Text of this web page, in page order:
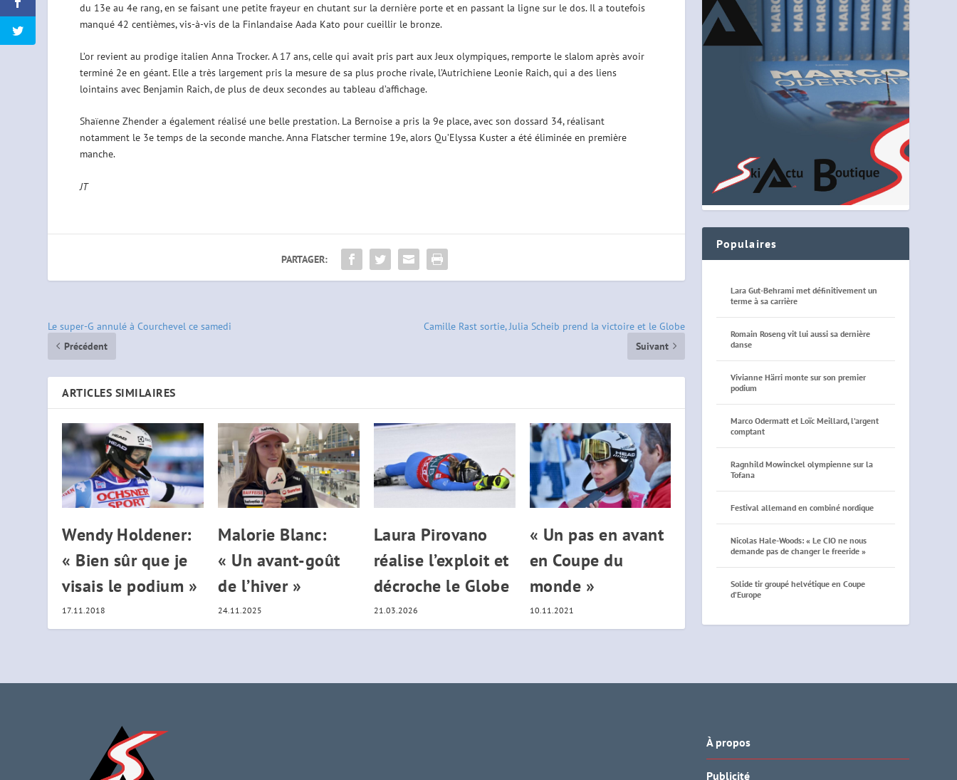
du 13e au 4e rang, en se faisant une petite frayeur en chutant sur la dernière porte et en passant la ligne sur le dos. Il a toutefois
manqué 42 centièmes, vis-à-vis de la Finlandaise Aada Kato pour cueillir le bronze.
L’or revient au prodige italien Anna Trocker. A 17 ans, celle qui avait pris part aux Jeux olympiques, remporte le slalom après avoir
terminé 2e en géant. Elle a très largement pris la mesure de sa plus proche rivale, l’Autrichiene Leonie Raich, qui a des liens
lointains avec Benjamin Raich, de plus de deux secondes au tableau d’affichage.
Shaïenne Zhender a également réalisé une belle prestation. La Bernoise a pris la 9e place, avec son dossard 34, réalisant
notamment le 3e temps de la seconde manche. Anna Flatscher termine 19e, alors Qu’Elyssa Kuster a été éliminée en première
manche.
JT
PARTAGER:
Le super-G annulé à Courchevel ce samedi
Précédent
Camille Rast sortie, Julia Scheib prend la victoire et le Globe
Suivant
ARTICLES SIMILAIRES
Wendy Holdener:
« Bien sûr que je
visais le podium »
17.11.2018
Malorie Blanc:
« Un avant-goût
de l’hiver »
24.11.2025
Laura Pirovano
réalise l’exploit et
décroche le Globe
21.03.2026
« Un pas en avant
en Coupe du
monde »
10.11.2021
Populaires
Lara Gut-Behrami met définitivement un
terme à sa carrière
Romain Roseng vit lui aussi sa dernière
danse
Vivianne Härri monte sur son premier
podium
Marco Odermatt et Loïc Meillard, l’argent
comptant
Ragnhild Mowinckel olympienne sur la
Tofana
Festival allemand en combiné nordique
Nicolas Hale-Woods: « Le CIO ne nous
demande pas de changer le freeride »
Solide tir groupé helvétique en Coupe
d’Europe
À propos
Publicité